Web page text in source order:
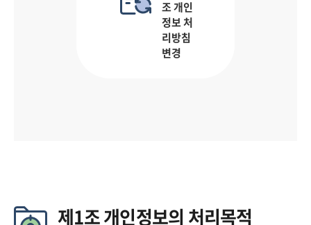
조 개인
정보 처
리방침
변경
제1조 개인정보의 처리목적